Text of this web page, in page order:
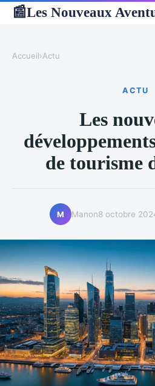
📰Les Nouveaux
Accueil›Actu
ACTU
Les
de tourisme
M Manon8 octobre